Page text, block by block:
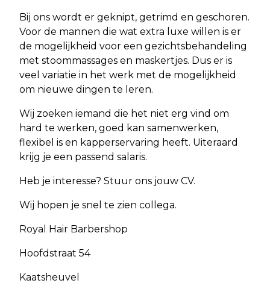
Bij ons wordt er geknipt, getrimd en geschoren.
Voor de mannen die wat extra luxe willen is er
de mogelijkheid voor een gezichtsbehandeling
met stoommassages en maskertjes. Dus er is
veel variatie in het werk met de mogelijkheid
om nieuwe dingen te leren.
Wij zoeken iemand die het niet erg vind om
hard te werken, goed kan samenwerken,
flexibel is en kapperservaring heeft. Uiteraard
krijg je een passend salaris.
Heb je interesse? Stuur ons jouw CV.
Wij hopen je snel te zien collega.
Royal Hair Barbershop
Hoofdstraat 54
Kaatsheuvel